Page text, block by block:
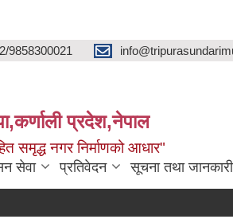
9858300021
प्रदेश,नेपाल
समृद्ध नगर निर्माणको आधार"
सेवा प्रतिवेदन सूचना तथा जानकारी